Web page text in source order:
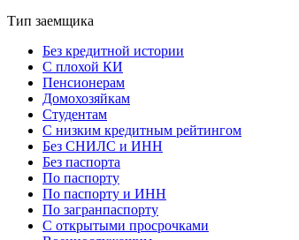
Тип заемщика
Без кредитной истории
С плохой КИ
Пенсионерам
Домохозяйкам
Студентам
С низким кредитным рейтингом
Без СНИЛС и ИНН
Без паспорта
По паспорту
По паспорту и ИНН
По загранпаспорту
С открытыми просрочками